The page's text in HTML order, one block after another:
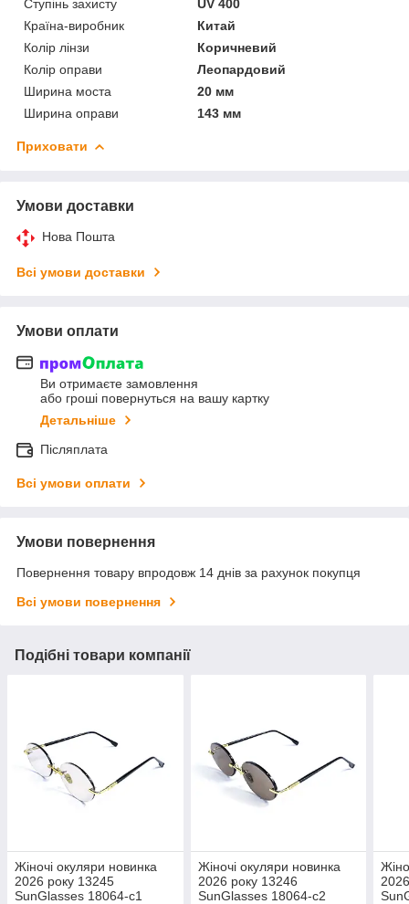
Ступінь захисту
UV 400
Країна-виробник
Китай
Колір лінзи
Коричневий
Колір оправи
Леопардовий
Ширина моста
20 мм
Ширина оправи
143 мм
Приховати
Умови доставки
Нова Пошта
Всі умови доставки
Умови оплати
Ви отримаєте замовлення
або гроші повернуться на вашу картку
Детальніше
Післяплата
Всі умови оплати
Умови повернення
Повернення товару впродовж 14 днів за рахунок покупця
Всі умови повернення
Подібні товари компанії
Жіночі окуляри новинка
2026 року 13245
SunGlasses 18064-c1
Жіночі окуляри новинка
2026 року 13246
SunGlasses 18064-c2